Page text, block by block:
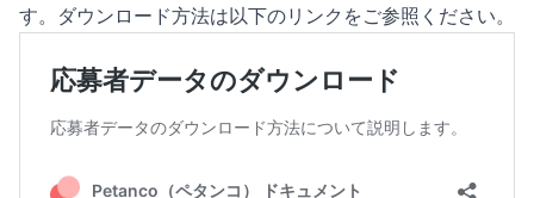
す。ダウンロード方法は以下のリンクをご参照ください。